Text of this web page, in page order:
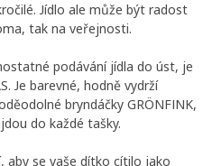
Jídlo ale může být radost
tak na veřejnosti.
podávání jídla do úst, je
Je barevné, hodně vydrží
bryndáčky GRÖNFINK,
do každé tašky.
aby se vaše dítko cítilo jako